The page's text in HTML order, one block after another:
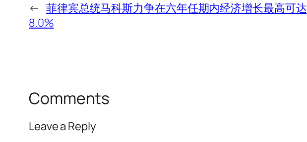
← 菲律宾总统马科斯力争在六年任期内经济增长最高可达
8.0%
Comments
Leave a Reply